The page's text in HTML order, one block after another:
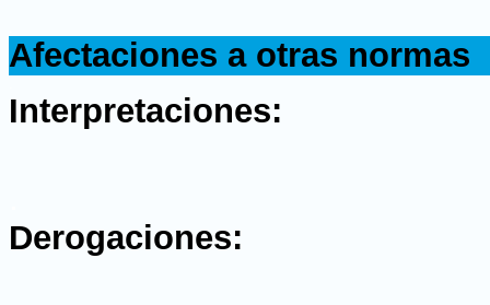
Afectaciones a otras normas
Interpretaciones:
Derogaciones: